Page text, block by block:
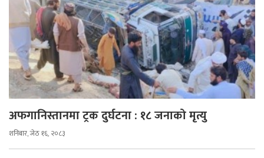
अफगानिस्तानमा ट्रक दुर्घटना : १८ जनाको मृत्यु
शनिबार, जेठ १६, २०८३